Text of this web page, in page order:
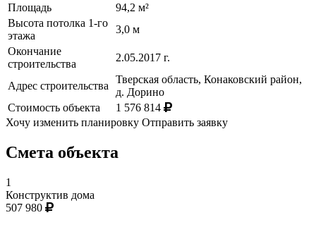
Площадь
94,2 м²
Высота потолка 1-го
этажа
3,0 м
Окончание
строительства
2.05.2017 г.
Адрес строительства
Тверская область, Конаковский район,
д. Дорино
Стоимость объекта
1 576 814
Хочу изменить планировку Отправить заявку
Смета объекта
1
Конструктив дома
507 980